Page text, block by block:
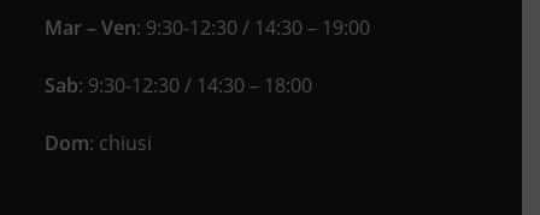
Mar – Ven: 9:30-12:30 / 14:30 – 19:00
Sab: 9:30-12:30 / 14:30 – 18:00
Dom: chiusi